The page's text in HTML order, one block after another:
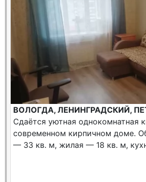
ВОЛОГДА, ЛЕНИНГРАДСКИЙ,
Сдаётся уютная однокомнатная
современном кирпичном доме.
— 33 кв. м, жилая — 18 кв. м,